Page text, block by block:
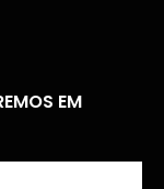
EM